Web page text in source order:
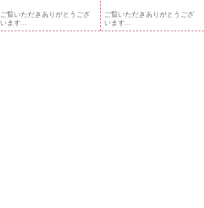
ご覧いただきありがとうござ
います...
ご覧いただきありがとうござ
います...